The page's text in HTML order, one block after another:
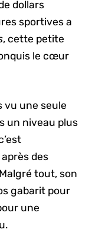
dollars
sportives a
, cette petite
le cœur
vu une seule
un niveau plus
des
tout, son
gabarit pour
une